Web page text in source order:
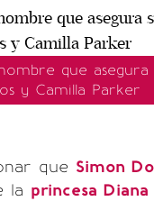
que
y Camilla Parker
que Simon
la princesa Diana